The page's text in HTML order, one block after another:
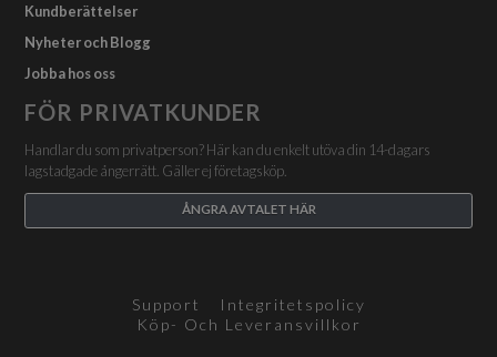
Kundberättelser
Nyheter och Blogg
Jobba hos oss
FÖR PRIVATKUNDER
Handlar du som privatperson? Här kan du enkelt utöva din 14-dagars
lagstadgade ångerrätt. Gäller ej företagsköp.
ÅNGRA AVTALET HÄR
Support
Integritetspolicy
Köp- Och Leveransvillkor